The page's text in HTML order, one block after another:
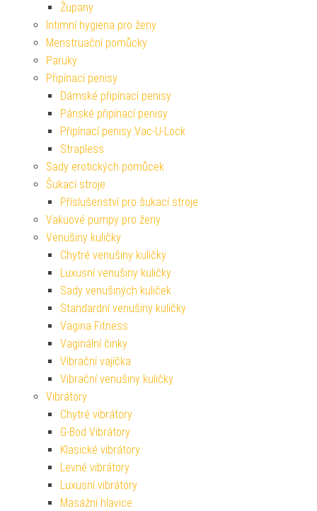
Župany
Intimní hygiena pro ženy
Menstruační pomůcky
Paruky
Připínací penisy
Dámské připínací penisy
Pánské připínací penisy
Připínací penisy Vac-U-Lock
Strapless
Sady erotických pomůcek
Šukací stroje
Příslušenství pro šukací stroje
Vakuové pumpy pro ženy
Venušiny kuličky
Chytré venušiny kuličky
Luxusní venušiny kuličky
Sady venušiných kuliček
Standardní venušiny kuličky
Vagina Fitness
Vaginální činky
Vibrační vajíčka
Vibrační venušiny kuličky
Vibrátory
Chytré vibrátory
G-Bod Vibrátory
Klasické vibrátory
Levné vibrátory
Luxusní vibrátory
Masážní hlavice